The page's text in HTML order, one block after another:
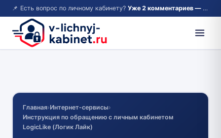
📌 Есть вопрос по личному кабинету? Уже 2 комментариев — возможно, ответ там!
Главная›Интернет-сервисы›
Инструкция по обращению с личным кабинетом
LogicLike (Логик Лайк)